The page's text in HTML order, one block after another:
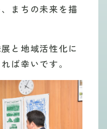
まちの未来を描
と地域活性化に
ば幸いです。